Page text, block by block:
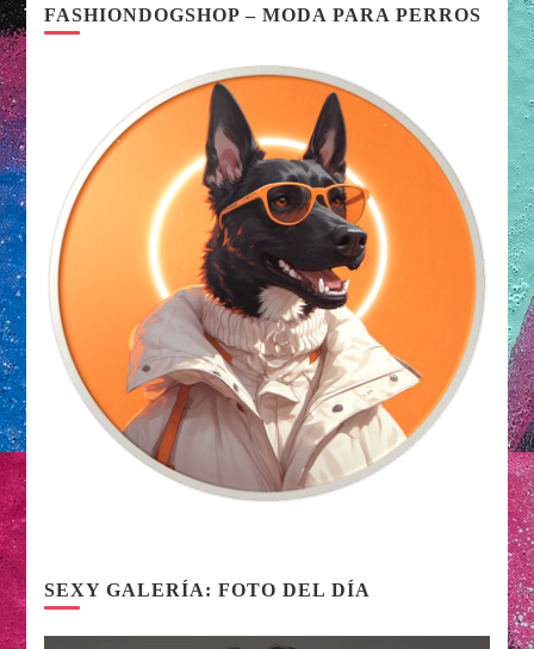
FASHIONDOGSHOP – MODA PARA PERROS
SEXY GALERÍA: FOTO DEL DÍA